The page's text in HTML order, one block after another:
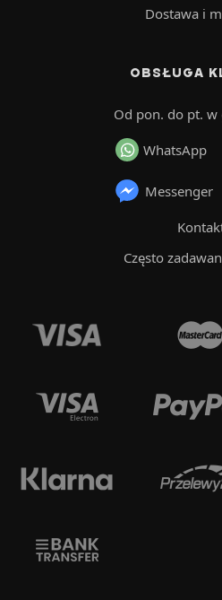
Dostawa i
OBSŁUGA
Od pon. do pt. w
WhatsApp
Messenger
Często